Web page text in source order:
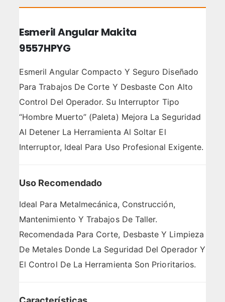
Esmeril Angular Makita
9557HPYG
Esmeril Angular Compacto Y Seguro Diseñado
Para Trabajos De Corte Y Desbaste Con Alto
Control Del Operador. Su Interruptor Tipo
“hombre Muerto” (paleta) Mejora La Seguridad
Al Detener La Herramienta Al Soltar El
Interruptor, Ideal Para Uso Profesional Exigente.
Uso Recomendado
Ideal Para Metalmecánica, Construcción,
Mantenimiento Y Trabajos De Taller.
Recomendada Para Corte, Desbaste Y Limpieza
De Metales Donde La Seguridad Del Operador Y
El Control De La Herramienta Son Prioritarios.